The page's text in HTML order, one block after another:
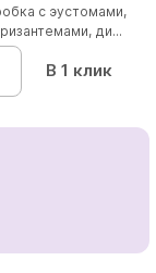
с эустомами,
ди...
В 1 клик